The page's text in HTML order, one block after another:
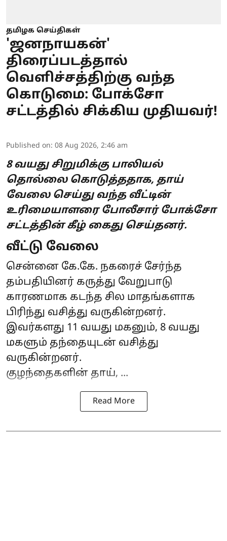
தமிழக செய்திகள்
'ஜனநாயகன்'
திரைப்படத்தால்
வெளிச்சத்திற்கு வந்த
கொடுமை: போக்சோ
சட்டத்தில் சிக்கிய முதியவர்!
Published on: 08 Aug 2026, 2:46 am
8 வயது சிறுமிக்கு பாலியல்
தொல்லை கொடுத்ததாக, தாய்
வேலை செய்து வந்த வீட்டின்
உரிமையாளரை போலீசார் போக்சோ
சட்டத்தின் கீழ் கைது செய்தனர்.
வீட்டு வேலை
சென்னை கே.கே. நகரைச் சேர்ந்த
தம்பதியினர் கருத்து வேறுபாடு
காரணமாக கடந்த சில மாதங்களாக
பிரிந்து வசித்து வருகின்றனர்.
இவர்களது 11 வயது மகனும், 8 வயது
மகளும் தந்தையுடன் வசித்து
வருகின்றனர்.
குழந்தைகளின் தாய், ...
Read More